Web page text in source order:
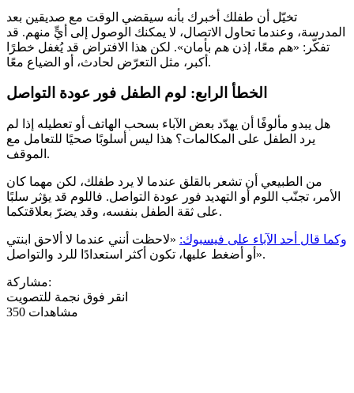
تخيّل أن طفلك أخبرك بأنه سيقضي الوقت مع صديقين بعد
المدرسة، وعندما تحاول الاتصال، لا يمكنك الوصول إلى أيٍّ منهم. قد
تفكّر: «هم معًا، إذن هم بأمان». لكن هذا الافتراض قد يُغفل خطرًا
أكبر، مثل التعرّض لحادث، أو الضياع معًا.
الخطأ الرابع: لوم الطفل فور عودة التواصل
هل يبدو مألوفًا أن يهدّد بعض الآباء بسحب الهاتف أو تعطيله إذا لم
يرد الطفل على المكالمات؟ هذا ليس أسلوبًا صحيًا للتعامل مع
الموقف.
من الطبيعي أن تشعر بالقلق عندما لا يرد طفلك، لكن مهما كان
الأمر، تجنّب اللوم أو التهديد فور عودة التواصل. فاللوم قد يؤثر سلبًا
على ثقة الطفل بنفسه، وقد يضرّ بعلاقتكما.
وكما قال أحد الآباء على فيسبوك: «لاحظت أنني عندما لا ألاحق ابنتي
أو أضغط عليها، تكون أكثر استعدادًا للرد والتواصل».
مشاركة:
انقر فوق نجمة للتصويت
350 مشاهدات